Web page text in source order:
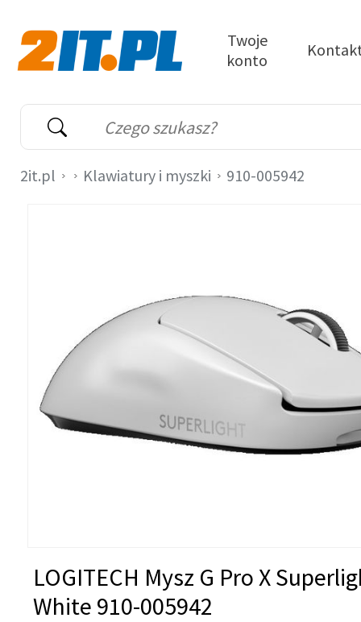
Wyszukiwarka
Słowo kluczowe
Twoje
konto
2it.pl Klawiatury i myszki 910-005942
LOGITECH Mysz G Pro X
White 910-005942